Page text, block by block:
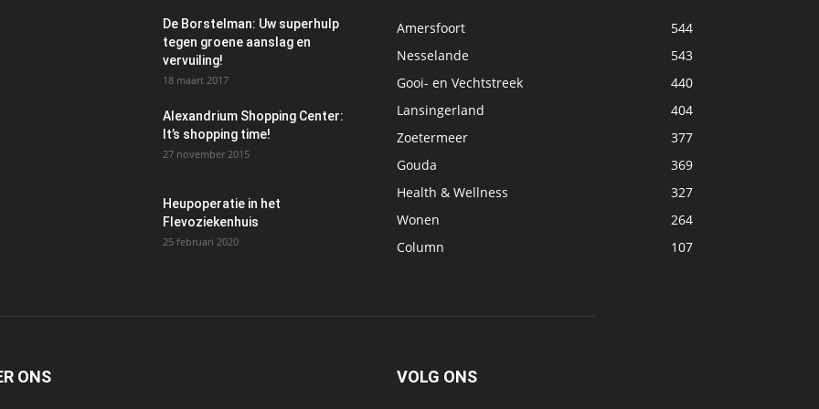
De Borstelman: Uw superhulp
tegen groene aanslag en
vervuiling!
18 maart 2017
Alexandrium Shopping Center:
It’s shopping time!
27 november 2015
Heupoperatie in het
Flevoziekenhuis
25 februari 2020
Amersfoort
544
Nesselande
543
Gooi- en Vechtstreek
440
Lansingerland
404
Zoetermeer
377
Gouda
369
Health & Wellness
327
Wonen
264
Column
107
ONS VOLG ONS